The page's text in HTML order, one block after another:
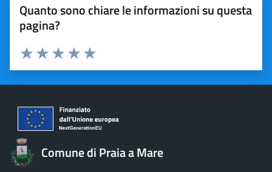
Quanto sono chiare le informazioni su questa
pagina?
Valuta 5 stelle su 5
Valuta 4 stelle su 5
Valuta 3 stelle su 5
Valuta 2 stelle su 5
Valuta 1 stelle su 5
Comune di Praia a Mare